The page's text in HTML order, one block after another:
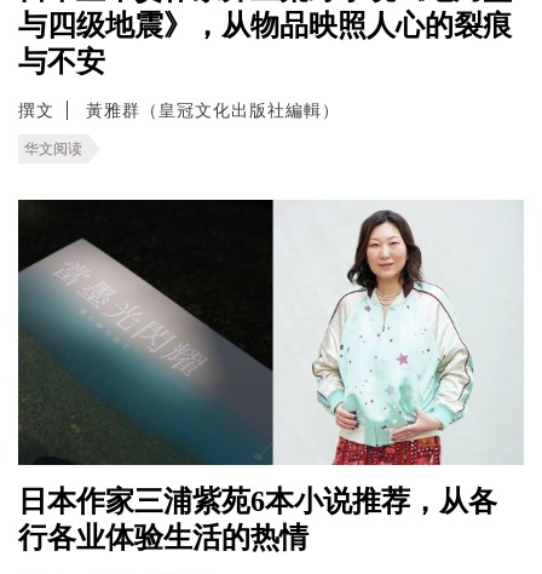
与四级地震》，从物品映照人心的裂痕
与不安
撰文 黃雅群（皇冠文化出版社編輯）
华文阅读
日本作家三浦紫苑6本小说推荐，从各
行各业体验生活的热情